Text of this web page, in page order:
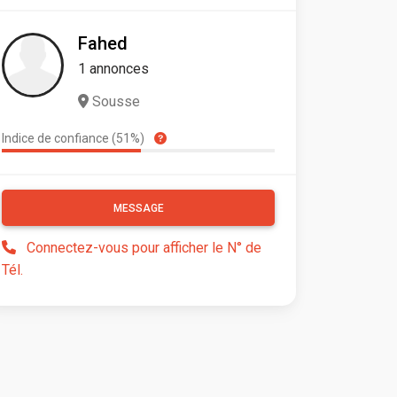
Fahed
1 annonces
Sousse
Indice de confiance (51%)
MESSAGE
Connectez-vous pour afficher le N° de
Tél.